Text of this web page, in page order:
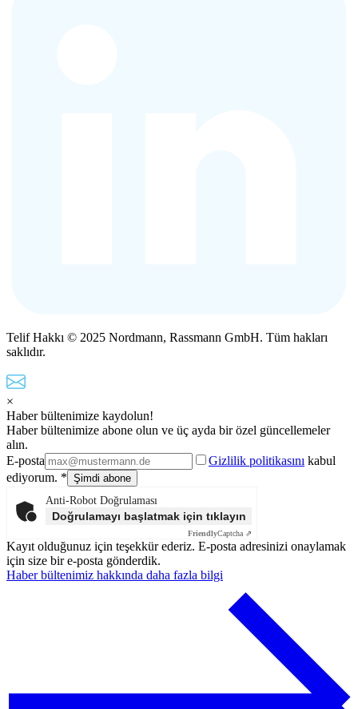
Telif Hakkı © 2025 Nordmann, Rassmann GmbH. Tüm hakları
saklıdır.
×
Haber bültenimize kaydolun!
Haber bültenimize abone olun ve üç ayda bir özel güncellemeler
alın.
E-posta
Gizlilik politikasını kabul
ediyorum. *
Anti-Robot Doğrulaması
Doğrulamayı başlatmak için tıklayın
FriendlyCaptcha ⇗
Kayıt olduğunuz için teşekkür ederiz. E-posta adresinizi onaylamak
için size bir e-posta gönderdik.
Haber bültenimiz hakkında daha fazla bilgi